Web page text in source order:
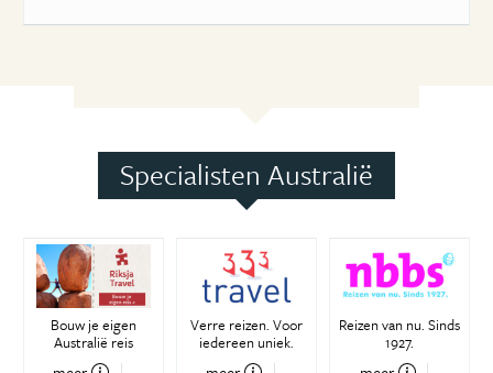
Specialisten Australië
Bouw je eigen
Australië reis
Verre reizen. Voor
iedereen uniek.
Reizen van nu. Sinds
1927.